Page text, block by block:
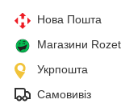
Нова Пошта
Магазини
Укрпошта
Самовивіз